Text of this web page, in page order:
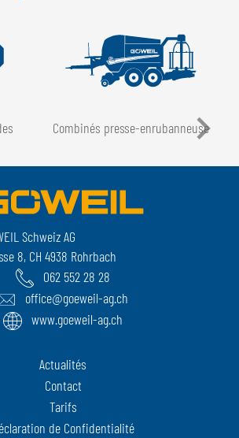
Combinés presse-enrubanneuse
Schweiz AG
8, CH 4938 Rohrbach
062 552 28 28
office@goeweil-ag.ch
www.goeweil-ag.ch
Actualités
Contact
Tarifs
de Confidentialité